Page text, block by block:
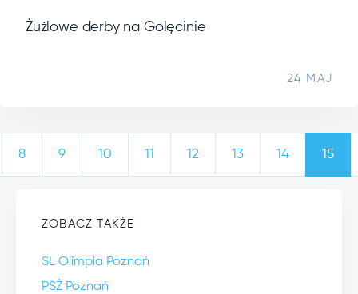
Żużlowe derby na Golęcinie
24 MAJ
8 9 10 11 12 13 14 15
ZOBACZ TAKŻE
SL Olimpia Poznań
PSŻ Poznań